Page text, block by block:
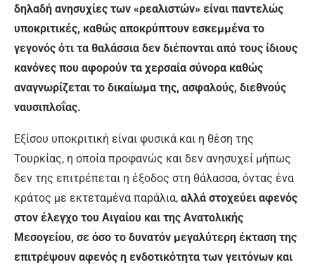
δηλαδή ανησυχίες των «ρεαλιστών» είναι παντελώς
υποκριτικές, καθώς αποκρύπτουν εσκεμμένα το
γεγονός ότι τα θαλάσσια δεν διέπονται από τους ίδιους
κανόνες που αφορούν τα χερσαία σύνορα καθώς
αναγνωρίζεται το δικαίωμα της, ασφαλούς, διεθνούς
ναυσιπλοΐας.
Εξίσου υποκριτική είναι φυσικά και η θέση της
Τουρκίας, η οποία προφανώς και δεν ανησυχεί μήπως
δεν της επιτρέπεται η έξοδος στη θάλασσα, όντας ένα
κράτος με εκτεταμένα παράλια, αλλά στοχεύει αφενός
στον έλεγχο του Αιγαίου και της Ανατολικής
Μεσογείου, σε όσο το δυνατόν μεγαλύτερη έκταση της
επιτρέψουν αφενός η ενδοτικότητα των γειτόνων και